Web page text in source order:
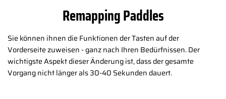
Remapping Paddles
Sie können ihnen die Funktionen der Tasten auf der
Vorderseite zuweisen - ganz nach Ihren Bedürfnissen. Der
wichtigste Aspekt dieser Änderung ist, dass der gesamte
Vorgang nicht länger als 30-40 Sekunden dauert.